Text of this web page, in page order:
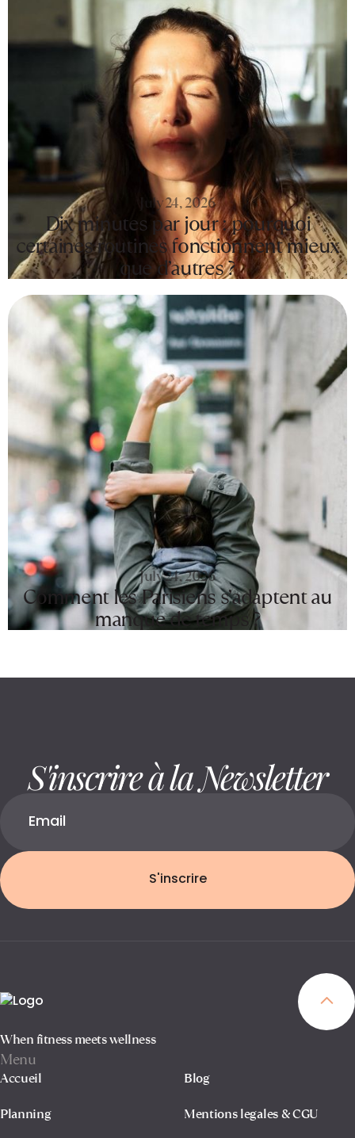
July 24, 2026
Dix minutes par jour : pourquoi
certaines routines fonctionnent mieux
que d’autres ?
July 24, 2026
Comment les Parisiens s’adaptent au
manque de temps ?
S'inscrire à la Newsletter
S'inscrire
When fitness meets wellness
Menu
Accueil
Planning
Blog
Mentions legales & CGU